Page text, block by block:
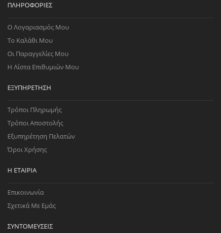
ΠΛΗΡΟΦΟΡΊΕΣ
Ο Λογαριασμός Μου
Το Καλάθι Μου
Οι Παραγγελίες Μου
Η Λίστα Επιθυμιών Μου
ΕΞΥΠΗΡΈΤΗΣΗ
Τρόποι Πληρωμής
Τρόποι Αποστολής
Εξυπηρέτηση Πελατών
Όροι Χρήσης
Η ΕΤΑΙΡΊΑ
Επικοινωνία
Σχετικά Με Εμάς
ΣΥΝΤΟΜΕΎΣΕΙΣ